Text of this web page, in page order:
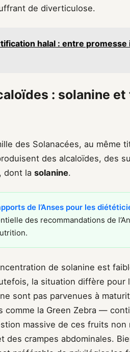
de diverticulose.
halal : entre
: solanine
des Solanacées, au même
des alcaloïdes, des
dont la solanine.
de l’Anses pour les
des recommandations de
de solanine est
la situation diffère pour
sont pas parvenues à
comme la Green Zebra —
massive de ces fruits
des crampes abdominales.